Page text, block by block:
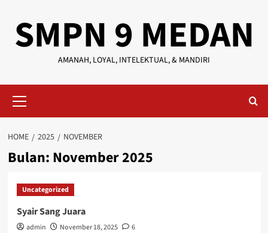
contentSMPN 9 MEDAN
AMANAH, LOYAL, INTELEKTUAL, & MANDIRI
Menu
HOME 2025 NOVEMBER
Bulan: November 2025
Uncategorized
Syair Sang Juara
admin November 18, 2025
6